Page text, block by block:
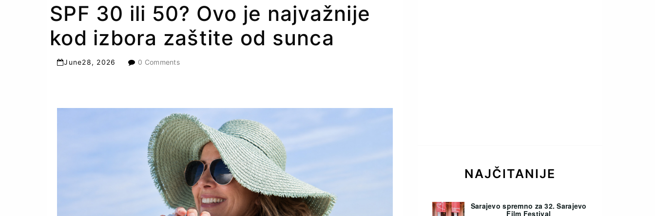
SPF 30 ili 50? Ovo je najvažnije
kod izbora zaštite od sunca
June28, 2026 0 Comments
NAJČITANIJE
Sarajevo spremno za 32. Sarajevo
Film Festival